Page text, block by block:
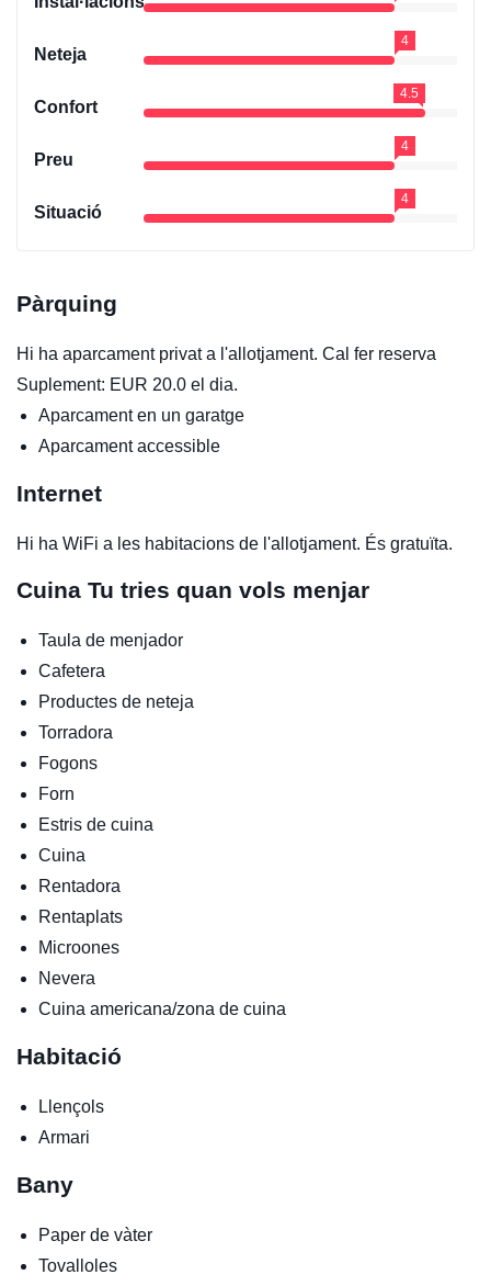
Neteja
4
Confort
4.5
Preu
4
Situació
4
Pàrquing
Hi ha aparcament privat a l'allotjament. Cal fer reserva
Suplement: EUR 20.0 el dia.
Aparcament en un garatge
Aparcament accessible
Internet
Hi ha WiFi a les habitacions de l'allotjament. És gratuïta.
Cuina Tu tries quan vols menjar
Taula de menjador
Cafetera
Productes de neteja
Torradora
Fogons
Forn
Estris de cuina
Cuina
Rentadora
Rentaplats
Microones
Nevera
Cuina americana/zona de cuina
Habitació
Llençols
Armari
Bany
Paper de vàter
Tovalloles